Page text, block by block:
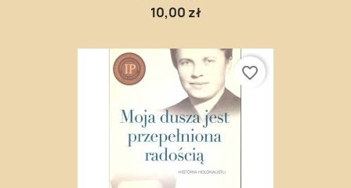
10,00 zł
favorite_border